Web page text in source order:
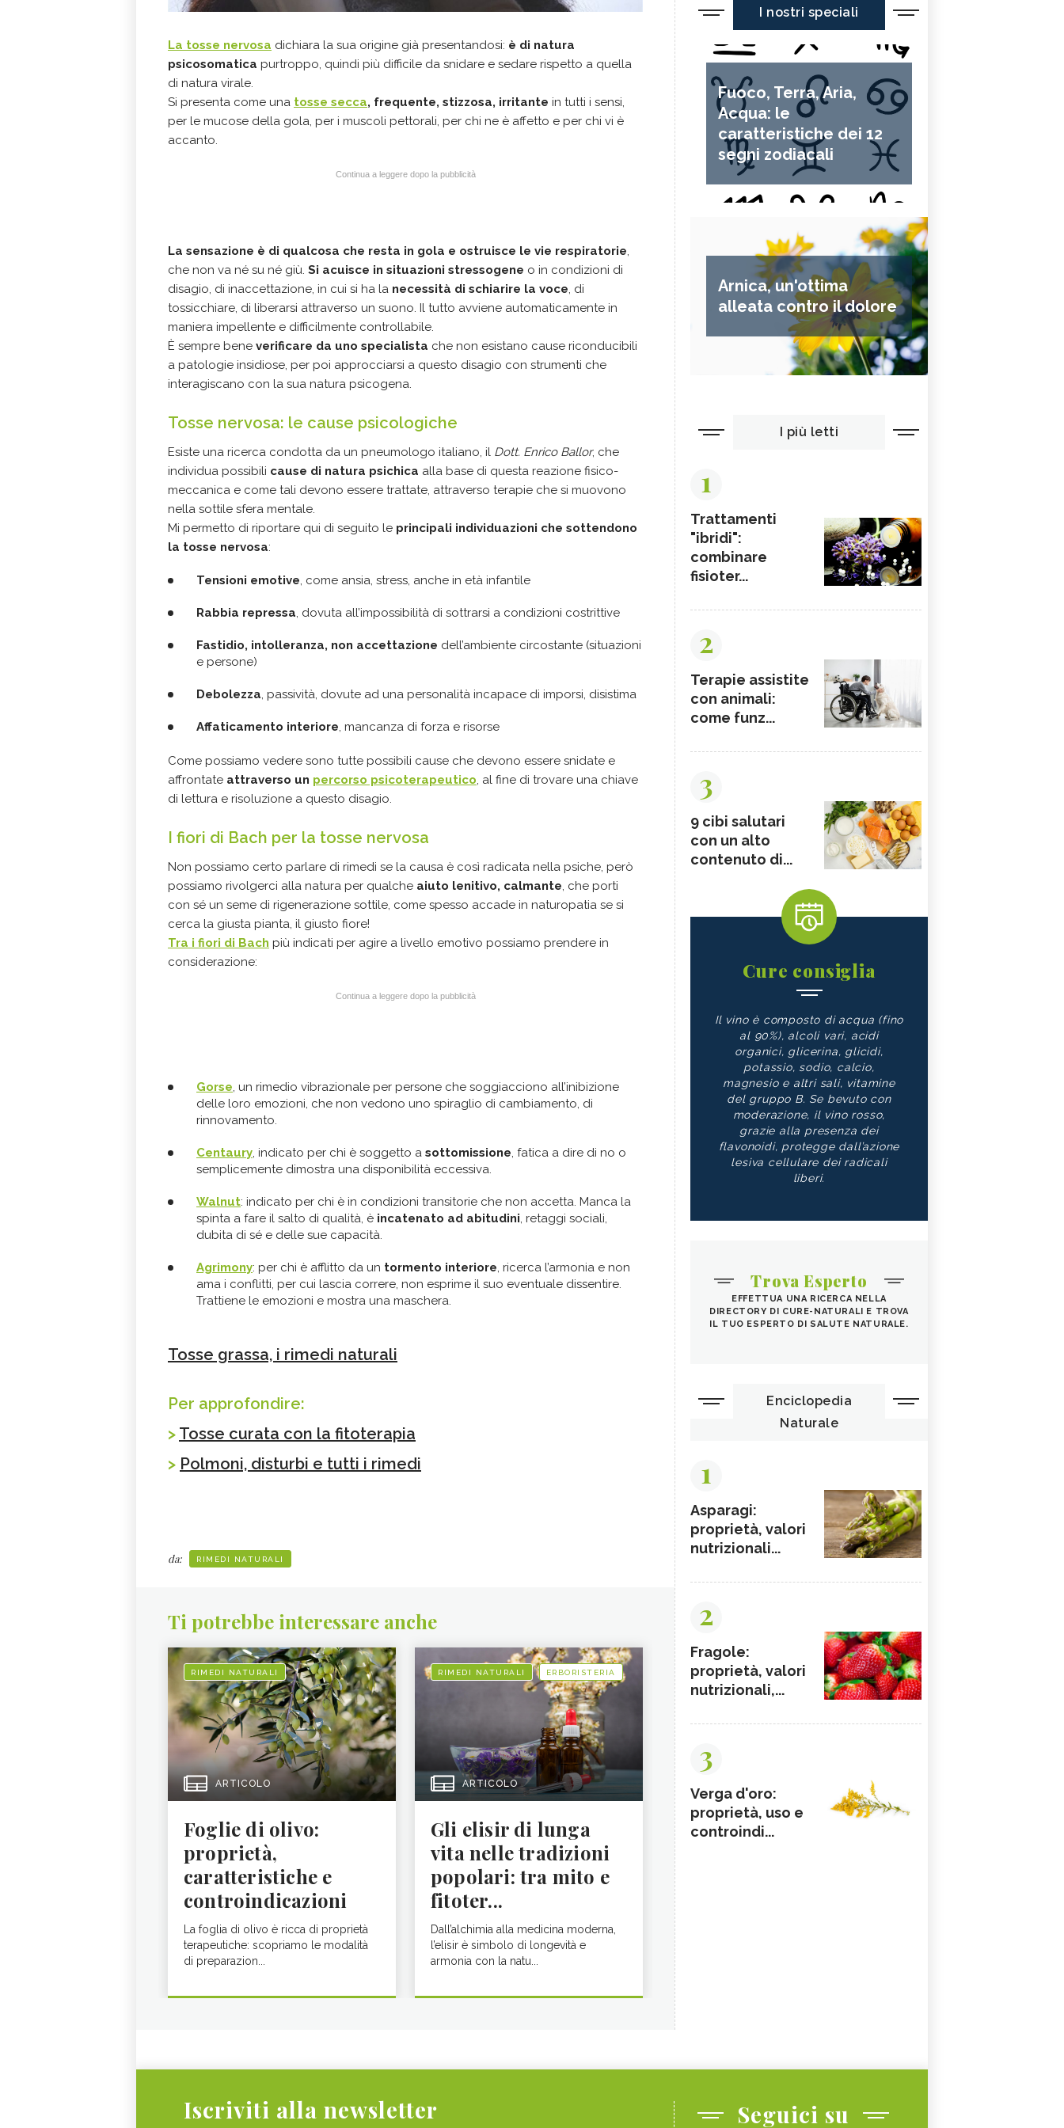
La tosse nervosa dichiara la sua origine già presentandosi: è di natura
psicosomatica purtroppo, quindi più difficile da snidare e sedare rispetto a quella
di natura virale.
Si presenta come una tosse secca, frequente, stizzosa, irritante in tutti i sensi,
per le mucose della gola, per i muscoli pettorali, per chi ne è affetto e per chi vi è
accanto.
Continua a leggere dopo la pubblicità
La sensazione è di qualcosa che resta in gola e ostruisce le vie respiratorie,
che non va né su né giù. Si acuisce in situazioni stressogene o in condizioni di
disagio, di inaccettazione, in cui si ha la necessità di schiarire la voce, di
tossicchiare, di liberarsi attraverso un suono. Il tutto avviene automaticamente in
maniera impellente e difficilmente controllabile.
È sempre bene verificare da uno specialista che non esistano cause riconducibili
a patologie insidiose, per poi approcciarsi a questo disagio con strumenti che
interagiscano con la sua natura psicogena.
Tosse nervosa: le cause psicologiche
Esiste una ricerca condotta da un pneumologo italiano, il Dott. Enrico Ballor, che
individua possibili cause di natura psichica alla base di questa reazione fisico-
meccanica e come tali devono essere trattate, attraverso terapie che si muovono
nella sottile sfera mentale.
Mi permetto di riportare qui di seguito le principali individuazioni che sottendono
la tosse nervosa:
Tensioni emotive, come ansia, stress, anche in età infantile
Rabbia repressa, dovuta all’impossibilità di sottrarsi a condizioni costrittive
Fastidio, intolleranza, non accettazione dell’ambiente circostante (situazioni
e persone)
Debolezza, passività, dovute ad una personalità incapace di imporsi, disistima
Affaticamento interiore, mancanza di forza e risorse
Come possiamo vedere sono tutte possibili cause che devono essere snidate e
affrontate attraverso un percorso psicoterapeutico, al fine di trovare una chiave
di lettura e risoluzione a questo disagio.
I fiori di Bach per la tosse nervosa
Non possiamo certo parlare di rimedi se la causa è così radicata nella psiche, però
possiamo rivolgerci alla natura per qualche aiuto lenitivo, calmante, che porti
con sé un seme di rigenerazione sottile, come spesso accade in naturopatia se si
cerca la giusta pianta, il giusto fiore!
Tra i fiori di Bach più indicati per agire a livello emotivo possiamo prendere in
considerazione:
Continua a leggere dopo la pubblicità
Gorse, un rimedio vibrazionale per persone che soggiacciono all’inibizione
delle loro emozioni, che non vedono uno spiraglio di cambiamento, di
rinnovamento.
Centaury, indicato per chi è soggetto a sottomissione, fatica a dire di no o
semplicemente dimostra una disponibilità eccessiva.
Walnut: indicato per chi è in condizioni transitorie che non accetta. Manca la
spinta a fare il salto di qualità, è incatenato ad abitudini, retaggi sociali,
dubita di sé e delle sue capacità.
Agrimony: per chi è afflitto da un tormento interiore, ricerca l’armonia e non
ama i conflitti, per cui lascia correre, non esprime il suo eventuale dissentire.
Trattiene le emozioni e mostra una maschera.
Tosse grassa, i rimedi naturali
Per approfondire:
> Tosse curata con la fitoterapia
> Polmoni, disturbi e tutti i rimedi
da: RIMEDI NATURALI
Ti potrebbe interessare anche
RIMEDI NATURALI
ARTICOLO
Foglie di olivo:
proprietà,
caratteristiche e
controindicazioni
La foglia di olivo è ricca di proprietà
terapeutiche: scopriamo le modalità
di preparazion...
RIMEDI NATURALI ERBORISTERIA
ARTICOLO
Gli elisir di lunga
vita nelle tradizioni
popolari: tra mito e
fitoter...
Dall’alchimia alla medicina moderna,
l’elisir è simbolo di longevità e
armonia con la natu...
I nostri speciali
Fuoco, Terra, Aria,
Acqua: le
caratteristiche dei 12
segni zodiacali
Arnica, un'ottima
alleata contro il dolore
I più letti
1
Trattamenti
"ibridi":
combinare
fisioter...
2
Terapie assistite
con animali:
come funz...
3
9 cibi salutari
con un alto
contenuto di...
Cure consiglia
Il vino è composto di acqua (fino
al 90%), alcoli vari, acidi
organici, glicerina, glicidi,
potassio, sodio, calcio,
magnesio e altri sali, vitamine
del gruppo B. Se bevuto con
moderazione, il vino rosso,
grazie alla presenza dei
flavonoidi, protegge dall’azione
lesiva cellulare dei radicali
liberi.
Trova Esperto
EFFETTUA UNA RICERCA NELLA
DIRECTORY DI CURE-NATURALI E TROVA
IL TUO ESPERTO DI SALUTE NATURALE.
Enciclopedia
Naturale
1
Asparagi:
proprietà, valori
nutrizionali...
2
Fragole:
proprietà, valori
nutrizionali,...
3
Verga d'oro:
proprietà, uso e
controindi...
Iscriviti alla newsletter Seguici su